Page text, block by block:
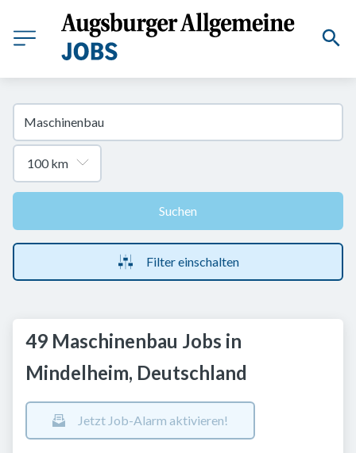
Suchen
Filter einschalten
49 Maschinenbau Jobs in
Mindelheim, Deutschland
Jetzt Job-Alarm aktivieren!